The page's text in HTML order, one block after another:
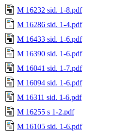
M 16232 sid. 1-8.pdf
M 16286 sid. 1-4.pdf
M 16433 sid. 1-6.pdf
M 16390 sid. 1-6.pdf
M 16041 sid. 1-7.pdf
M 16094 sid. 1-6.pdf
M 16311 sid. 1-6.pdf
M 16255 s 1-2.pdf
M 16105 sid. 1-6.pdf